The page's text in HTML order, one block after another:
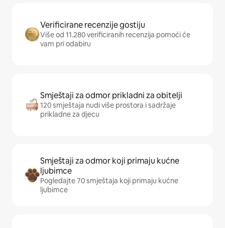
Verificirane recenzije gostiju
Više od 11.280 verificiranih recenzija pomoći će
vam pri odabiru
Smještaji za odmor prikladni za obitelji
120 smještaja nudi više prostora i sadržaje
prikladne za djecu
Smještaji za odmor koji primaju kućne
ljubimce
Pogledajte 70 smještaja koji primaju kućne
ljubimce